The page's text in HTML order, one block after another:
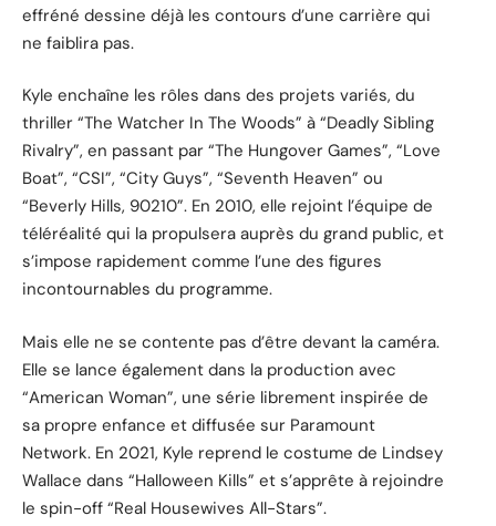
effréné dessine déjà les contours d’une carrière qui
ne faiblira pas.
Kyle enchaîne les rôles dans des projets variés, du
thriller “The Watcher In The Woods” à “Deadly Sibling
Rivalry”, en passant par “The Hungover Games”, “Love
Boat”, “CSI”, “City Guys”, “Seventh Heaven” ou
“Beverly Hills, 90210”. En 2010, elle rejoint l’équipe de
téléréalité qui la propulsera auprès du grand public, et
s’impose rapidement comme l’une des figures
incontournables du programme.
Mais elle ne se contente pas d’être devant la caméra.
Elle se lance également dans la production avec
“American Woman”, une série librement inspirée de
sa propre enfance et diffusée sur Paramount
Network. En 2021, Kyle reprend le costume de Lindsey
Wallace dans “Halloween Kills” et s’apprête à rejoindre
le spin-off “Real Housewives All-Stars”.